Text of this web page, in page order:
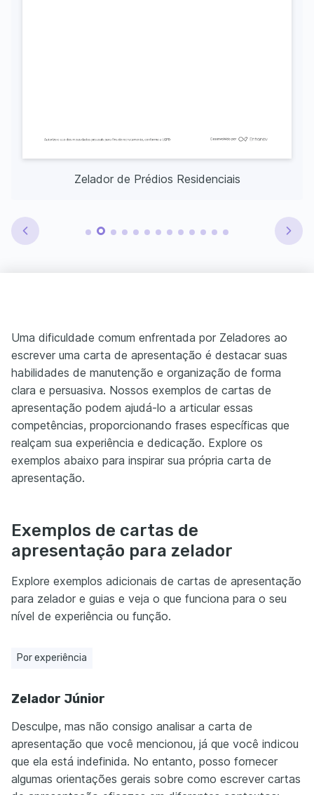
Zelador de Prédios Residenciais
Uma dificuldade comum enfrentada por Zeladores ao
escrever uma carta de apresentação é destacar suas
habilidades de manutenção e organização de forma
clara e persuasiva. Nossos exemplos de cartas de
apresentação podem ajudá-lo a articular essas
competências, proporcionando frases específicas que
realçam sua experiência e dedicação. Explore os
exemplos abaixo para inspirar sua própria carta de
apresentação.
Exemplos de cartas de
apresentação para zelador
Explore exemplos adicionais de cartas de apresentação
para zelador e guias e veja o que funciona para o seu
nível de experiência ou função.
Por experiência
Zelador Júnior
Desculpe, mas não consigo analisar a carta de
apresentação que você mencionou, já que você indicou
que ela está indefinida. No entanto, posso fornecer
algumas orientações gerais sobre como escrever cartas